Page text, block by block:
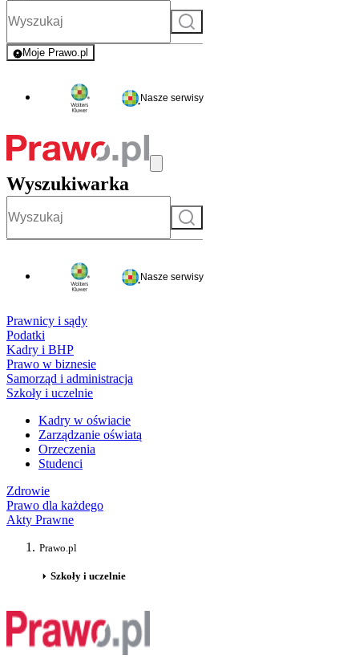
Szukaj
Moje Prawo.pl
- rejestracja i logowanie do serwisu
Nasze serwisy
Wyszukiwarka
Szukaj
Nasze serwisy
Prawnicy i sądy
Podatki
Kadry i BHP
Prawo w biznesie
Samorząd i administracja
Szkoły i uczelnie
Kadry w oświacie
Zarządzanie oświatą
Orzeczenia
Studenci
Zdrowie
Prawo dla każdego
Akty Prawne
Prawo.pl
Szkoły i uczelnie